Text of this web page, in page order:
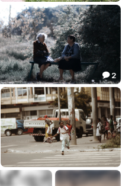
До начала времен...
 4.20
Собеседницы...
12.67
 2
Африканское счастье...
17.87